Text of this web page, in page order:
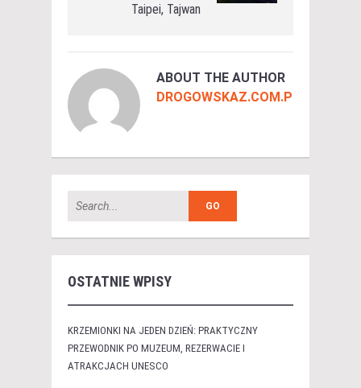
Taipei, Tajwan
ABOUT THE AUTHOR
DROGOWSKAZ.COM.PL
OSTATNIE WPISY
KRZEMIONKI NA JEDEN DZIEŃ: PRAKTYCZNY
PRZEWODNIK PO MUZEUM, REZERWACIE I
ATRAKCJACH UNESCO